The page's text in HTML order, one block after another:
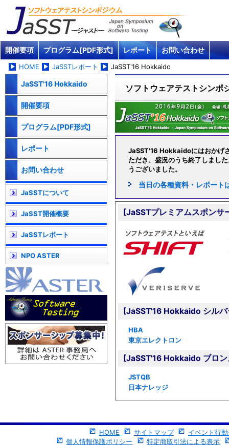
開催要項 プログラム[PDF形式] レポート お問い合わせ
HOME JaSSTレポート JaSST'16 Hokkaido
ソフトウェアテストシンポ
JaSST'16 Hokkaidoにはおかげ
ただき、盛況のうち終了しまし
うございました。
当日の各種資料・レポート
[JaSSTプレミアムスポンサ
[JaSST'16 Hokkaido シル
HBA
東京エレクトロン
[JaSST'16 Hokkaido ブロ
JSTQB
日本ナレッジ
JaSST'16 Hokkaido
開催要項
プログラム[PDF形式]
レポート
お問い合わせ
JaSSTについて
JaSST開催概要
JaSSTレポート
NPO ASTER
HOME サイトマップ
イベント行
個人情報保護ポリシー
特定商取引法による表示